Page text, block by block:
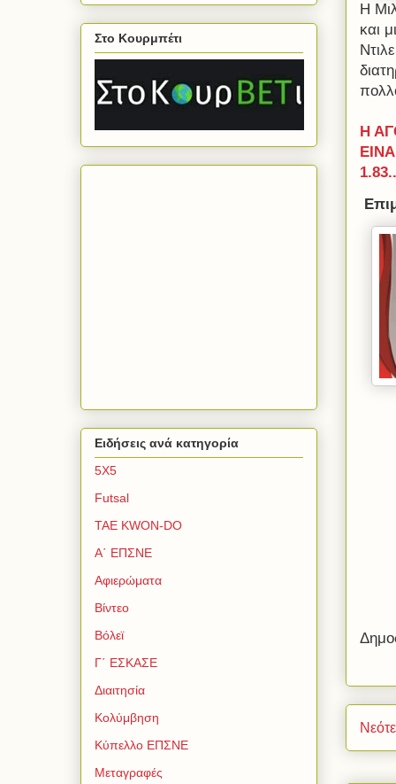
Η
και
Η
Στο Κουρμπέτι
Ειδήσεις ανά κατηγορία
5Χ5
Futsal
TAE KWON-DO
Α΄ ΕΠΣΝΕ
Αφιερώματα
Βίντεο
Βόλεϊ
Γ΄ ΕΣΚΑΣΕ
Διαιτησία
Κολύμβηση
Κύπελλο ΕΠΣΝΕ
Μεταγραφές